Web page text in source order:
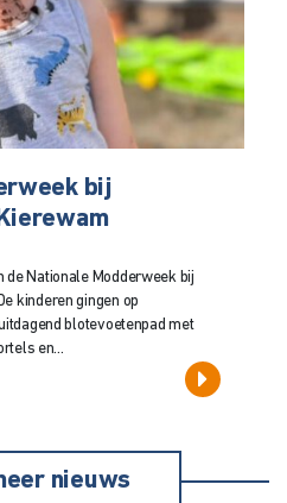
bij
de Nationale Modderweek bij
kinderen gingen op
blotevoetenpad met
en...
nieuws